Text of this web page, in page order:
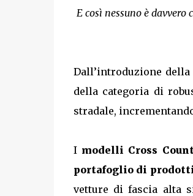
E così nessuno è
Dall’introduzione della
della categoria di
stradale,
I modelli Cross
portafoglio di prodotti
vetture di fascia alta